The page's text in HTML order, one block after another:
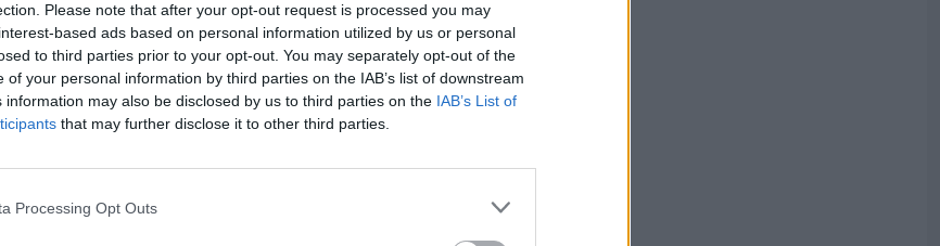
Please note that after your opt-out request is processed you may
based ads based on personal information utilized by us or personal
to third parties prior to your opt-out. You may separately opt-out of the
of your personal information by third parties on the IAB’s list of downstream
information may also be disclosed by us to third parties on the IAB’s List of
that may further disclose it to other third parties.
Processing Opt Outs
Elfelejtette a jelszavát?
BEJELENTKEZÉS